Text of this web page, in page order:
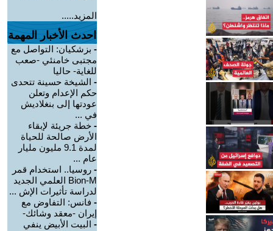
المزيد.....
احدث الأخبار المهمة
- بزشكيان: التواصل مع
مجتبى خامنئي -صعب
للغاية- حاليا
- الشيخة حسينة تتحدى
حكم الإعدام وتعلن
عودتها إلى بنغلاديش
في ...
- خطة جريئة لإبقاء
الأرض صالحة للحياة
لمدة 9.1 مليون مليار
عام ...
- روسيا.. استخدام قمر
Bion-M العلمي الجديد
لدراسة تأثيرات الإش ...
- فانس: التفاوض مع
إيران -معقد وشائك-
- البيت الأبيض ينفي